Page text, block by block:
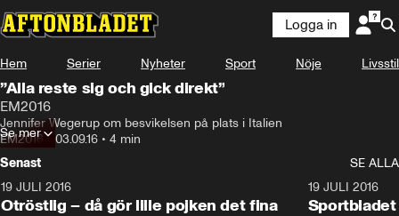
Logga in
Hem Serier Nyheter Sport Nöje Livsstil
”Alla reste sig och gick direkt”
EM2016
Jennifer Wegerup om besvikelsen på plats i Italien
EM2016• 03.09.16 • 4 min
Se mer
Senast
SE ALLA
19 JULI 2016
Otröstlig – då gör lille pojken det fina
19 JULI 2016